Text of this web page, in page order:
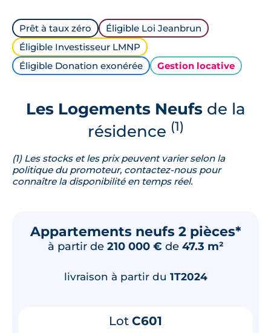
Prêt à taux zéro
Éligible Loi Jeanbrun
Éligible Investisseur LMNP
Éligible Donation exonérée
Gestion locative
Les Logements Neufsde la
résidence (1)
(1) Les stocks et les prix peuvent varier selon la
politique du promoteur, contactez-nous pour
connaître la disponibilité en temps réel.
Appartements neufs 2 pièces*
à partir de 210 000 € de 47.3 m²
livraison à partir du 1T2024
Lot C601